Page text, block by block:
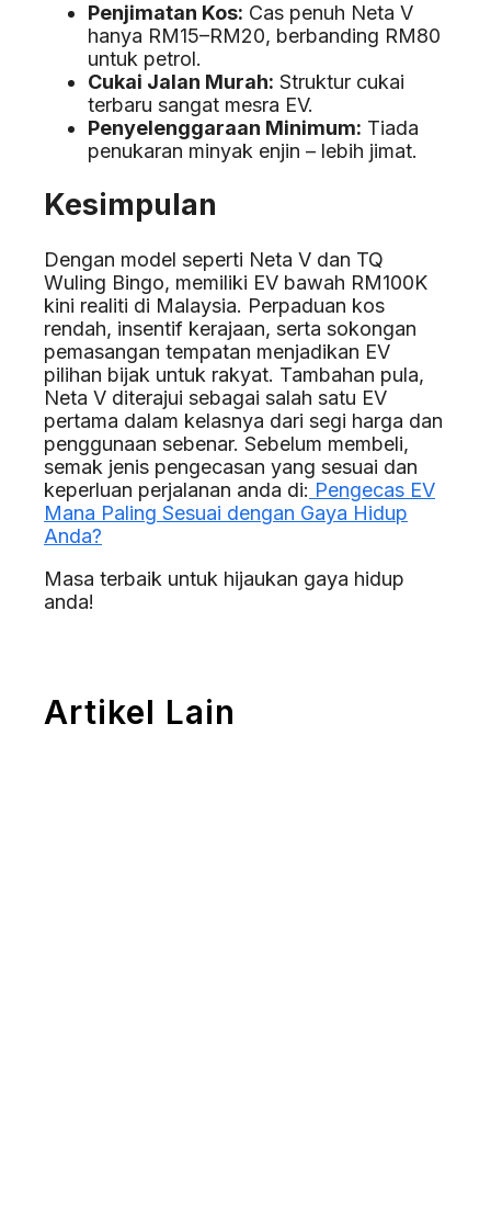
Penjimatan Kos: Cas penuh Neta V
hanya RM15–RM20, berbanding RM80
untuk petrol.
Cukai Jalan Murah: Struktur cukai
terbaru sangat mesra EV.
Penyelenggaraan Minimum: Tiada
penukaran minyak enjin – lebih jimat.
Kesimpulan
Dengan model seperti Neta V dan TQ
Wuling Bingo, memiliki EV bawah RM100K
kini realiti di Malaysia. Perpaduan kos
rendah, insentif kerajaan, serta sokongan
pemasangan tempatan menjadikan EV
pilihan bijak untuk rakyat. Tambahan pula,
Neta V diterajui sebagai salah satu EV
pertama dalam kelasnya dari segi harga dan
penggunaan sebenar. Sebelum membeli,
semak jenis pengecasan yang sesuai dan
keperluan perjalanan anda di: Pengecas EV
Mana Paling Sesuai dengan Gaya Hidup
Anda?
Masa terbaik untuk hijaukan gaya hidup
anda!
Artikel Lain